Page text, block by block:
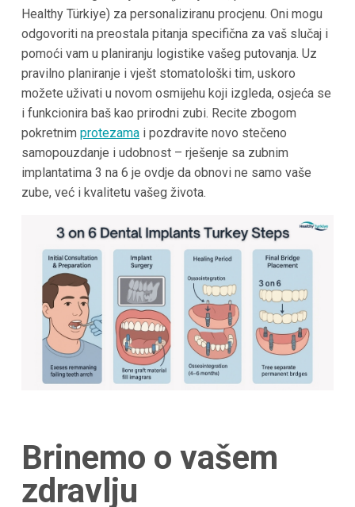
Healthy Türkiye) za personaliziranu procjenu. Oni mogu
odgovoriti na preostala pitanja specifična za vaš slučaj i
pomoći vam u planiranju logistike vašeg putovanja. Uz
pravilno planiranje i vješt stomatološki tim, uskoro
možete uživati u novom osmijehu koji izgleda, osjeća se
i funkcionira baš kao prirodni zubi. Recite zbogom
pokretnim protezamai pozdravite novo stečeno
samopouzdanje i udobnost – rješenje sa zubnim
implantatima 3 na 6 je ovdje da obnovi ne samo vaše
zube, već i kvalitetu vašeg života.
Brinemo o vašem
zdravlju